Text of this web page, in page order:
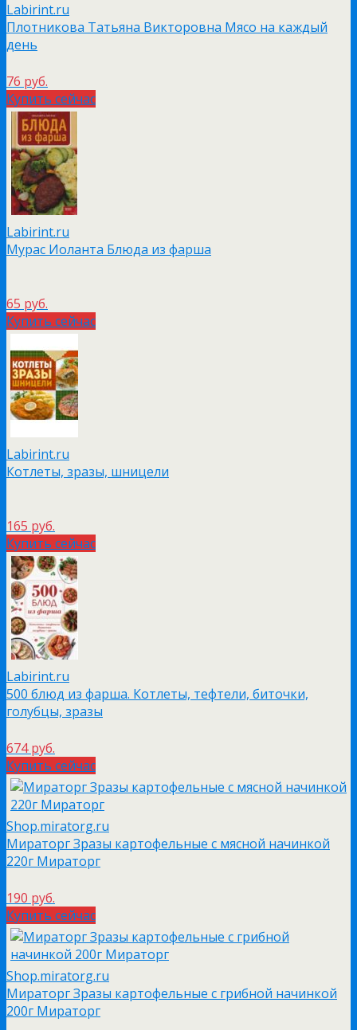
Labirint.ru
Плотникова Татьяна Викторовна Мясо на каждый
день
76 руб.
Купить сейчас
Labirint.ru
Мурас Иоланта Блюда из фарша
65 руб.
Купить сейчас
Labirint.ru
Котлеты, зразы, шницели
165 руб.
Купить сейчас
Labirint.ru
500 блюд из фарша. Котлеты, тефтели, биточки,
голубцы, зразы
674 руб.
Купить сейчас
Shop.miratorg.ru
Мираторг Зразы картофельные с мясной начинкой
220г Мираторг
190 руб.
Купить сейчас
Shop.miratorg.ru
Мираторг Зразы картофельные с грибной начинкой
200г Мираторг